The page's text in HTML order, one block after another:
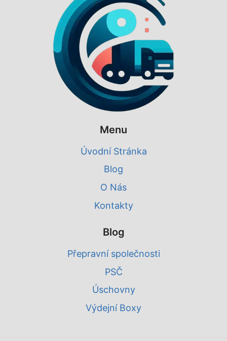
Menu
Úvodní Stránka
Blog
O Nás
Kontakty
Blog
Přepravní společnosti
PSČ
Úschovny
Výdejní Boxy